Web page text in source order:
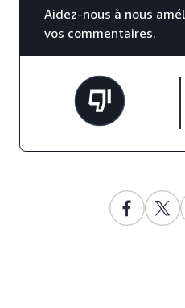
Aidez-nous à nous
vos commentaires.